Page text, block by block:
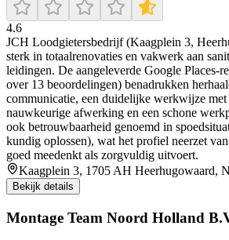
4.6
JCH Loodgietersbedrijf (Kaagplein 3,
sterk in totaalrenovaties en vakwerk aan
leidingen. De aangeleverde Google Places-
over 13 beoordelingen) benadrukken
communicatie, een duidelijke werkwijze met
nauwkeurige afwerking en een schone
ook betrouwbaarheid genoemd in
kundig oplossen), wat het profiel neerzet
goed meedenkt als zorgvuldig uitvoert.
Kaagplein 3, 1705 AH Heerhugowaard,
Bekijk details
Montage Team Noord Holland